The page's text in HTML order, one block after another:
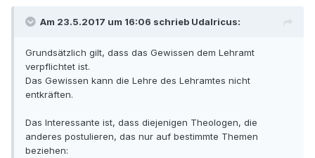
Am 23.5.2017 um 16:06 schrieb Udalricus:
Grundsätzlich gilt, dass das Gewissen dem Lehramt
verpflichtet ist.
Das Gewissen kann die Lehre des Lehramtes nicht
entkräften.
Das Interessante ist, dass diejenigen Theologen, die
anderes postulieren, das nur auf bestimmte Themen
beziehen: